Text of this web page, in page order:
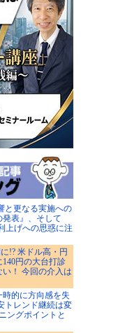
と更なる実施への
表』、そして
上げへの思惑に注
!? 米ドル高・円
円の大台打診
！ 今回の介入は
的に方向感を失
トレンド継続は変
ングポイントと